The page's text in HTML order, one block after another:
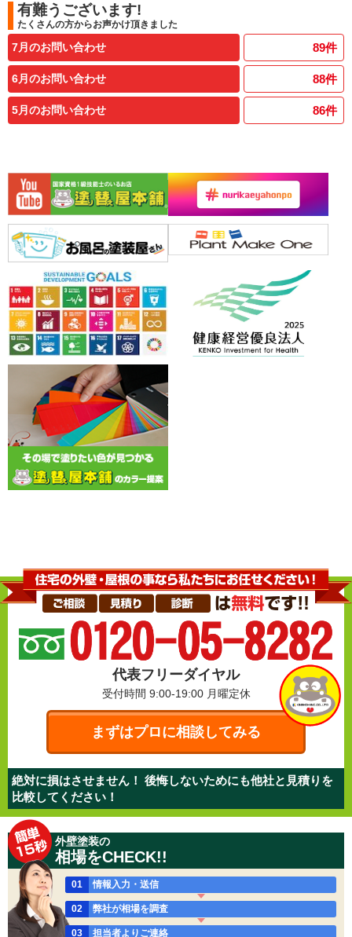
有難うございます!
たくさんの方からお声かけ頂きました
7月のお問い合わせ 89件
6月のお問い合わせ 88件
5月のお問い合わせ 86件
代表フリーダイヤル
受付時間 9:00-19:00 月曜定休
まずはプロに相談してみる
絶対に損はさせません！ 後悔しないためにも他社と見積りを
比較してください！
外壁塗装の
相場をCHECK!!
01 情報入力・送信
02 弊社が相場を調査
03 担当者よりご連絡